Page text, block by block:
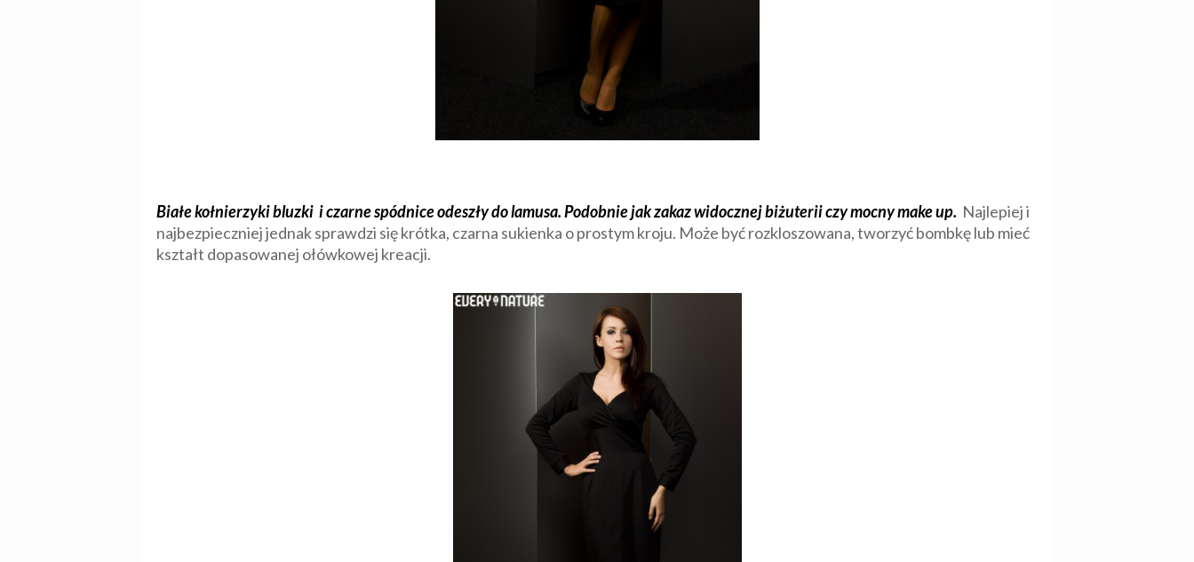
Białe kołnierzyki bluzki i czarne spódnice odeszły do lamusa. Podobnie jak zakaz widocznej biżuterii czy mocny make up. Najlepiej i
najbezpieczniej jednak sprawdzi się krótka, czarna sukienka o prostym kroju. Może być rozkloszowana, tworzyć bombkę lub mieć
kształt dopasowanej ołówkowej kreacji.